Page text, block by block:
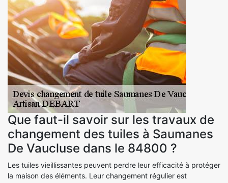
Que faut-il savoir sur les travaux de
changement des tuiles à Saumanes
De Vaucluse dans le 84800 ?
Les tuiles vieillissantes peuvent perdre leur efficacité à protéger
la maison des éléments. Leur changement régulier est